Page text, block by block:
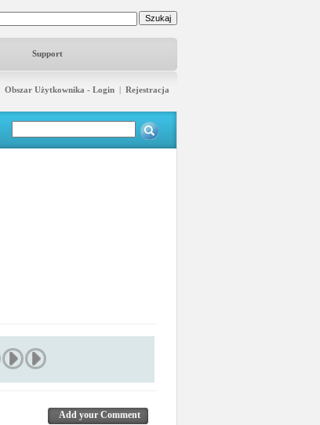
Support
Obszar Użytkownika - Login | Rejestracja
Add your Comment